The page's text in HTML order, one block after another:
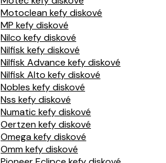
Motoclean kefy diskové
MP kefy diskové
Nilco kefy diskové
Nilfisk kefy diskové
Nilfisk Advance kefy diskové
Nilfisk Alto kefy diskové
Nobles kefy diskové
Nss kefy diskové
Numatic kefy diskové
Oertzen kefy diskové
Omega kefy diskové
Omm kefy diskové